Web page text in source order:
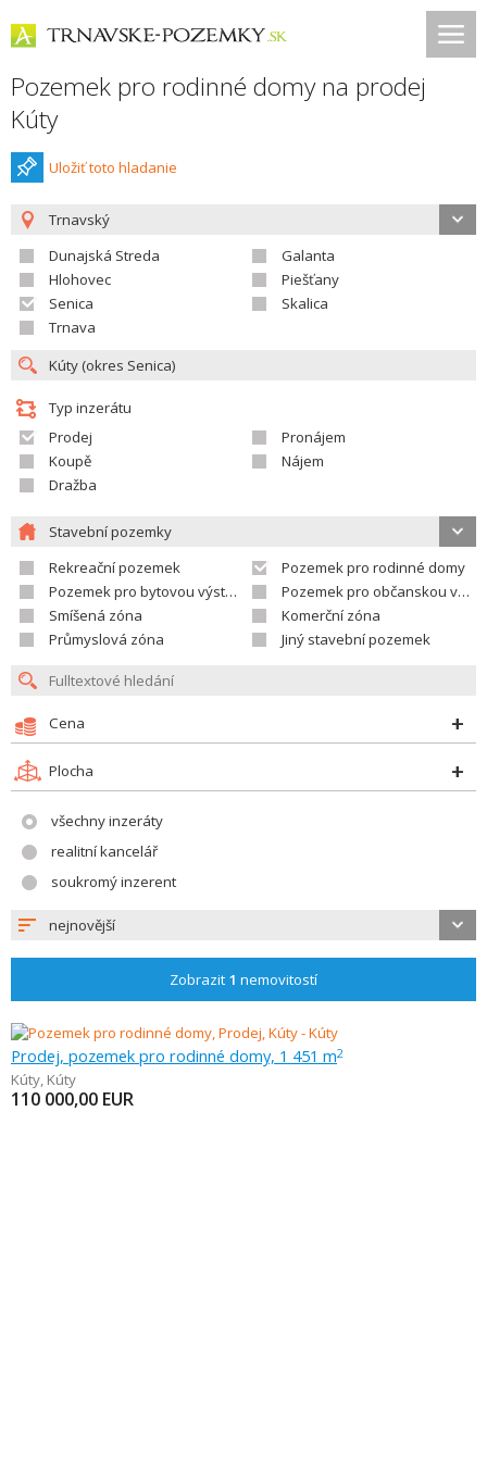
Pozemek pro rodinné domy na prodej
Kúty
Uložiť toto hladanie
Trnavský
Dunajská Streda
Galanta
Hlohovec
Piešťany
Senica
Skalica
Trnava
Typ inzerátu
Prodej
Pronájem
Koupě
Nájem
Dražba
Stavební pozemky
Rekreační pozemek
Pozemek pro rodinné domy
Pozemek pro bytovou výstavbu
Pozemek pro občanskou vybavenost
Smíšená zóna
Komerční zóna
Průmyslová zóna
Jiný stavební pozemek
Cena
Plocha
všechny inzeráty
realitní kancelář
soukromý inzerent
nejnovější
Zobrazit 1 nemovitostí
Prodej, pozemek pro rodinné domy, 1 451 m2
Kúty, Kúty
110 000,00 EUR